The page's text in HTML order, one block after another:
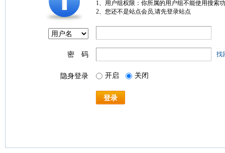
1、用户组权限：你所属的用户组不能使用搜索
2、您还不是站点会员,请先登录站点
密 码 找
隐身登录 开启 关闭
登录